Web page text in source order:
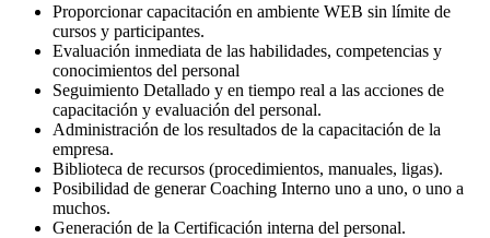
Proporcionar capacitación en ambiente WEB sin límite de
cursos y participantes.
Evaluación inmediata de las habilidades, competencias y
conocimientos del personal
Seguimiento Detallado y en tiempo real a las acciones de
capacitación y evaluación del personal.
Administración de los resultados de la capacitación de la
empresa.
Biblioteca de recursos (procedimientos, manuales, ligas).
Posibilidad de generar Coaching Interno uno a uno, o uno a
muchos.
Generación de la Certificación interna del personal.